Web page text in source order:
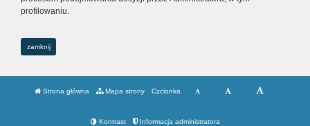
profilowaniu.
zamknij
Strona główna Mapa strony Czcionka
Kontrast Informacja administratora